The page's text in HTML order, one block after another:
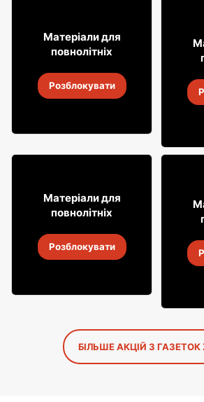
4999
18 серп. 2026
Матеріали для
повнолітніх
Розблокувати
Випий
18
1699
18 серп. 2026
Матеріали для
повнолітніх
Розблокувати
18
БІЛЬШЕ АКЦІЙ З ГАЗЕТОК